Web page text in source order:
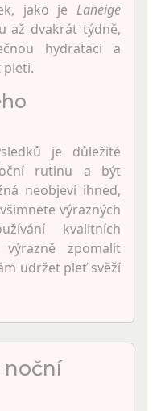
jako je Laneige
až dvakrát týdně,
hydrataci a
pleti.
je důležité
rutinu a být
neobjeví ihned,
výrazných
kvalitních
zpomalit
udržet pleť svěží
noční